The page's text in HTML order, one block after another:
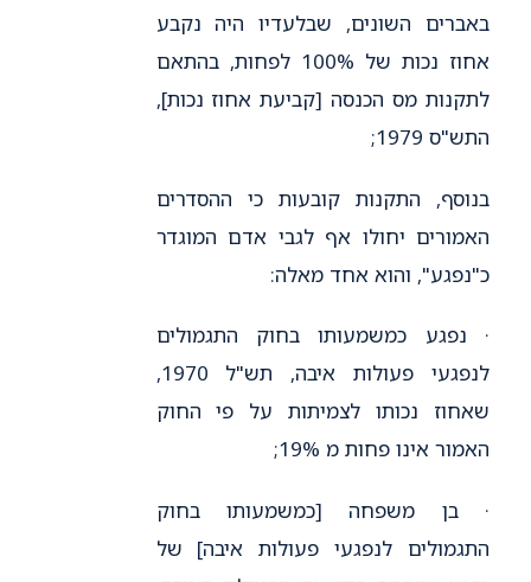
באברים השונים, שבלעדיו היה נקבע
אחוז נכות של 100% לפחות, בהתאם
לתקנות מס הכנסה [קביעת אחוז נכות],
התש"ס 1979;
בנוסף, התקנות קובעות כי ההסדרים
האמורים יחולו אף לגבי אדם המוגדר
כ"נפגע", והוא אחד מאלה:
· נפגע כמשמעותו בחוק התגמולים
לנפגעי פעולות איבה, תש"ל 1970,
שאחוז נכותו לצמיתות על פי החוק
האמור אינו פחות מ 19%;
· בן משפחה [כמשמעותו בחוק
התגמולים לנפגעי פעולות איבה] של